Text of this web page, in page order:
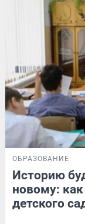
ОБРАЗОВАНИЕ
Историю
новому:
детского